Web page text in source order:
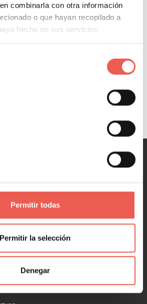
combinarla con otra información
o que hayan recopilado a
hecho de sus servicios.
Permitir todas
Permitir la selección
Denegar
disciplina que ha ido cambiando a
nuevas tecnologías. La